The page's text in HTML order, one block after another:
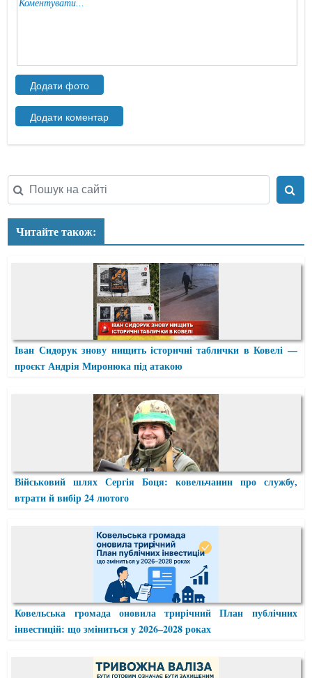
Читайте також:
Іван Сидорук знову нищить історичні таблички в Ковелі —
проєкт Андрія Миронюка під атакою
Військовий шлях Сергія Боця: ковельчанин про службу,
втрати й вибір 24 лютого
Ковельська громада оновила трирічний План публічних
інвестицій: що зміниться у 2026–2028 роках